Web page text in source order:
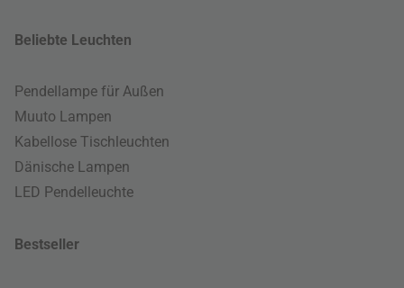
Beliebte Leuchten
Pendellampe für Außen
Muuto Lampen
Kabellose Tischleuchten
Dänische Lampen
LED Pendelleuchte
Bestseller